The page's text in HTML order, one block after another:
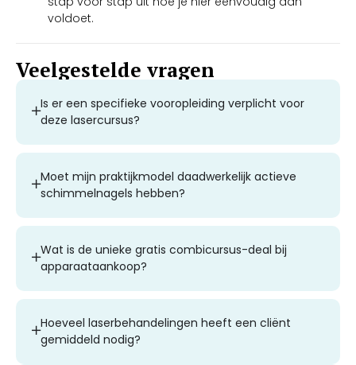
voldoet.
Veelgestelde vragen
Is er een specifieke vooropleiding verplicht voor
deze lasercursus?
Moet mijn praktijkmodel daadwerkelijk actieve
schimmelnagels hebben?
Wat is de unieke gratis combicursus-deal bij
apparaataankoop?
Hoeveel laserbehandelingen heeft een cliënt
gemiddeld nodig?